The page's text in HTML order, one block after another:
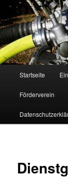
Zum
primären
Inhalt
springenFF
Freiwillige
Startseite
Förderverein